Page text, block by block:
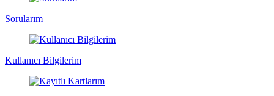
Sorularım
Kullanıcı Bilgilerim